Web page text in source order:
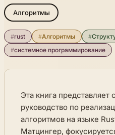
Алгоритмы
#rust #Алгоритмы #
#системное программирование
Эта книга представляет
руководство по
алгоритмов на языке
Матцингер,